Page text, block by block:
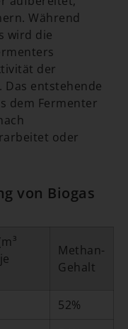
Während
wird die
der
entstehende
dem Fermenter
oder
von Biogas
Methan-
Gehalt
52%